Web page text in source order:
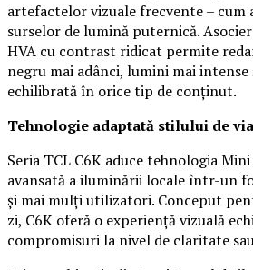
artefactelor vizuale frecvente –
surselor de lumină puternică.
HVA cu contrast ridicat permite
negru mai adânci, lumini mai intense
echilibrată în orice tip de conținut.
Tehnologie adaptată stilului de
Seria TCL C6K aduce tehnologia
avansată a iluminării locale într-un
și mai mulți utilizatori. Conceput
zi, C6K oferă o experiență vizuală
compromisuri la nivel de claritate